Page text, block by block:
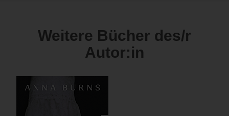
Weitere Bücher des/r
Autor:in